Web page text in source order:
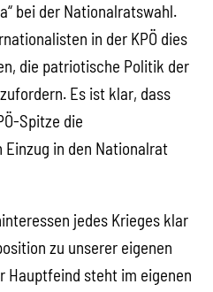
bei der Nationalratswahl.
in der KPÖ dies
die patriotische Politik der
Es ist klar, dass
Spitze die
in den Nationalrat
jedes Krieges klar
zu unserer eigenen
Hauptfeind steht im eigenen